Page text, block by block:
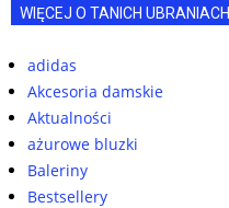
WIĘCEJ O TANICH UBRANIACH
adidas
Akcesoria damskie
Aktualności
ażurowe bluzki
Baleriny
Bestsellery